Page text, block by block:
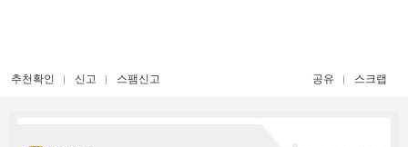
추천확인 신고 스팸신고 공유 스크랩